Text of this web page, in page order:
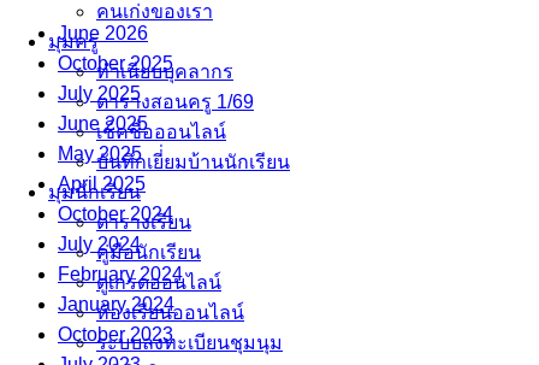
คนเก่งของเรา
มุมครู
ทำเนียบบุคลากร
ตารางสอนครู 1/69
เช็คชื่อออนไลน์
บันทึกเยี่่ยมบ้านนักเรียน
มุมนักเรียน
ตารางเรียน
คู่มือนักเรียน
ดูเกรดออนไลน์
ห้องเรียนออนไลน์
ระบบลงทะเบียนชุมนุม
June 2026
October 2025
July 2025
June 2025
May 2025
April 2025
October 2024
July 2024
February 2024
January 2024
October 2023